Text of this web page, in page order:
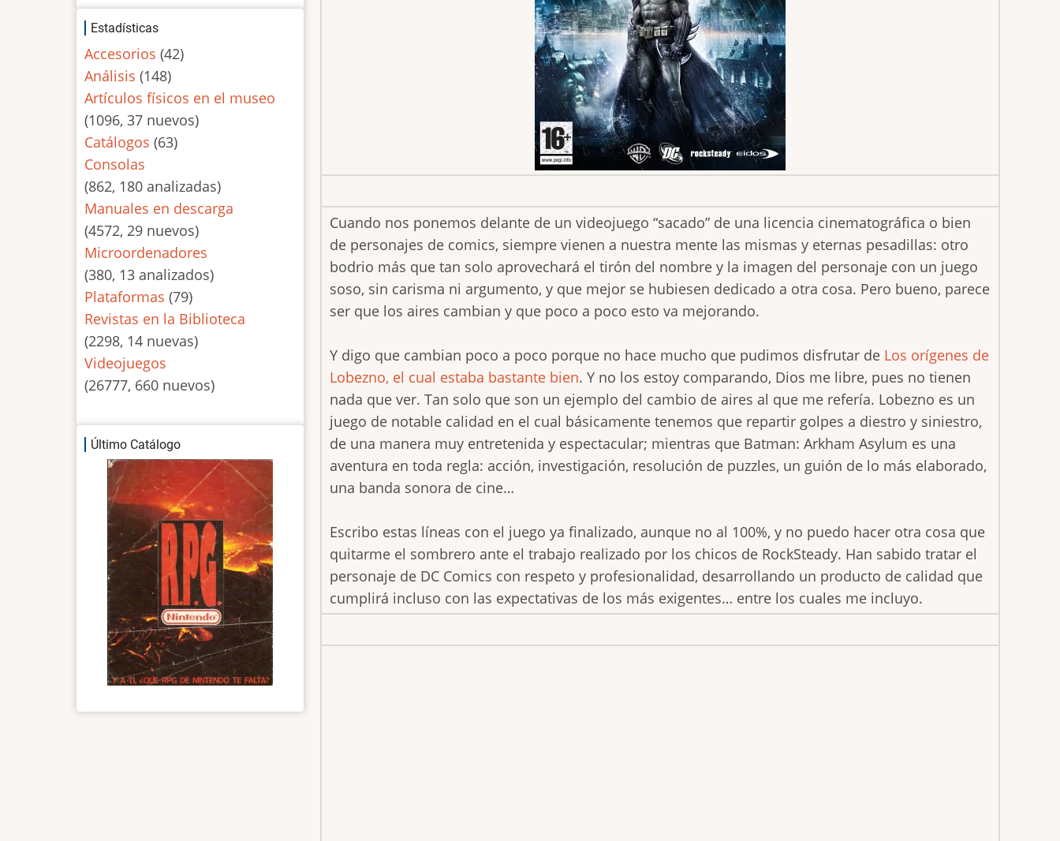
Cuando nos ponemos delante de un videojuego “sacado” de una licencia cinematográfica o bien
de personajes de comics, siempre vienen a nuestra mente las mismas y eternas pesadillas: otro
bodrio más que tan solo aprovechará el tirón del nombre y la imagen del personaje con un juego
soso, sin carisma ni argumento, y que mejor se hubiesen dedicado a otra cosa. Pero bueno, parece
ser que los aires cambian y que poco a poco esto va mejorando.
Y digo que cambian poco a poco porque no hace mucho que pudimos disfrutar de Los orígenes de
Lobezno, el cual estaba bastante bien. Y no los estoy comparando, Dios me libre, pues no tienen
nada que ver. Tan solo que son un ejemplo del cambio de aires al que me refería. Lobezno es un
juego de notable calidad en el cual básicamente tenemos que repartir golpes a diestro y siniestro,
de una manera muy entretenida y espectacular; mientras que Batman: Arkham Asylum es una
aventura en toda regla: acción, investigación, resolución de puzzles, un guión de lo más elaborado,
una banda sonora de cine…
Escribo estas líneas con el juego ya finalizado, aunque no al 100%, y no puedo hacer otra cosa que
quitarme el sombrero ante el trabajo realizado por los chicos de RockSteady. Han sabido tratar el
personaje de DC Comics con respeto y profesionalidad, desarrollando un producto de calidad que
cumplirá incluso con las expectativas de los más exigentes… entre los cuales me incluyo.
Estadísticas
Accesorios (42)
Análisis (148)
Artículos físicos en el museo
(1096, 37 nuevos)
Catálogos (63)
Consolas
(862, 180 analizadas)
Manuales en descarga
(4572, 29 nuevos)
Microordenadores
(380, 13 analizados)
Plataformas (79)
Revistas en la Biblioteca
(2298, 14 nuevas)
Videojuegos
(26777, 660 nuevos)
Último Catálogo